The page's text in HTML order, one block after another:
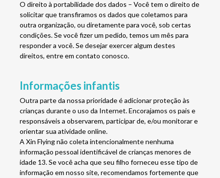
O direito à portabilidade dos dados – Você tem o direito de
solicitar que transfiramos os dados que coletamos para
outra organização, ou diretamente para você, sob certas
condições. Se você fizer um pedido, temos um mês para
responder a você. Se desejar exercer algum destes
direitos, entre em contato conosco.
Informações infantis
Outra parte da nossa prioridade é adicionar proteção às
crianças durante o uso da Internet. Encorajamos os pais e
responsáveis ​​a observarem, participar de, e/ou monitorar e
orientar sua atividade online.
A Xin Flying não coleta intencionalmente nenhuma
informação pessoal identificável de crianças menores de
idade 13. Se você acha que seu filho forneceu esse tipo de
informação em nosso site, recomendamos fortemente que